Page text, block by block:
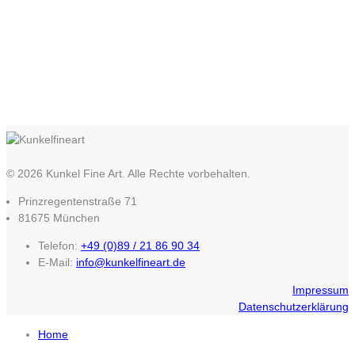
© 2026 Kunkel Fine Art. Alle Rechte vorbehalten.
Prinzregentenstraße 71
81675 München
Telefon: +49 (0)89 / 21 86 90 34
E-Mail: info@kunkelfineart.de
Impressum
Datenschutzerklärung
Home